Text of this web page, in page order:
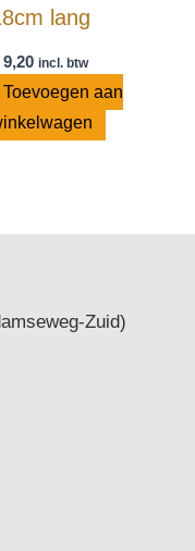
lang
incl. btw
Toevoegen aan
Zuid)